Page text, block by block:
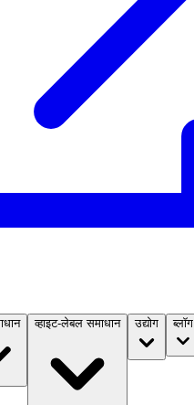
व्हाइट-लेबल समाधान उद्योग ब्लॉग